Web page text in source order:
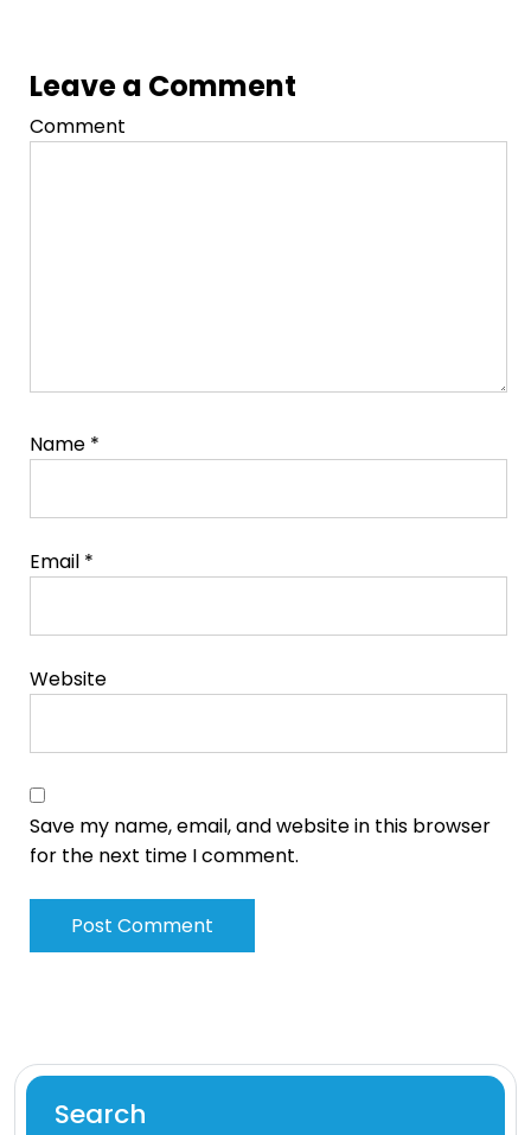
Leave a Comment
Comment
Name *
Email *
Website
Save my name, email, and website in this browser
for the next time I comment.
Search